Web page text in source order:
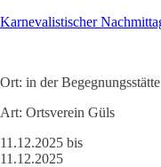
Karnevalistischer
Ort: in der
Art: Ortsverein Güls
11.12.2025 bis
11.12.2025